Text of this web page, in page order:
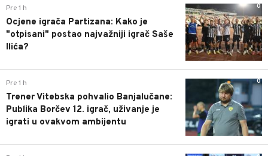
0
Pre 1 h
Ocjene igrača Partizana: Kako je
"otpisani" postao najvažniji igrač Saše
Ilića?
0
Pre 1 h
Trener Vitebska pohvalio Banjalučane:
Publika Borčev 12. igrač, uživanje je
igrati u ovakvom ambijentu